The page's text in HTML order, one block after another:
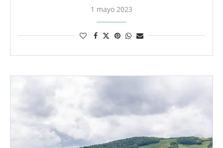
1 mayo 2023